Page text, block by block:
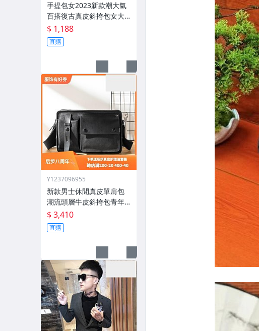
手提包女2023新款潮大氣
百搭復古真皮斜挎包女大
容量軟皮單肩大包
$ 1,188
直購
Y1237096955
新款男士休閒真皮單肩包
潮流頭層牛皮斜挎包青年
韓版個性郵差揹包
$ 3,410
直購